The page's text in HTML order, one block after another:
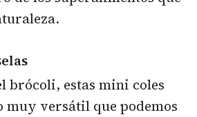
brócoli, estas mini coles
muy versátil que podemos